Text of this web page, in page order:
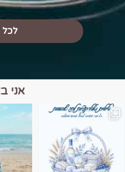
לכל
אני
הם הגבול 💙🩵